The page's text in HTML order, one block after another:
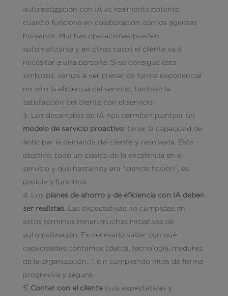
automatización con IA es realmente potente
cuando funciona en colaboración con los agentes
humanos. Muchas operaciones pueden
automatizarse y en otros casos el cliente va a
necesitar a una persona. Si se consigue esta
simbiosis, vamos a ver crecer de forma exponencial
no sólo la eficiencia del servicio, también la
satisfacción del cliente con el servicio.
Los desarrollos de IA nos permiten plantear un
modelo de servicio proactivo: tener la capacidad de
anticipar la demanda del cliente y resolverla. Este
objetivo, todo un clásico de la excelencia en el
servicio y que hasta hoy era “ciencia ficción”, es
posible y funciona.
Los planes de ahorro y de eficiencia con IA deben
ser realistas. Las expectativas no cumplidas en
estos términos minan muchas iniciativas de
automatización. Es necesario saber con qué
capacidades contamos (datos, tecnología, madurez
de la organización…) e ir cumpliendo hitos de forma
progresiva y segura.
Contar con el cliente(sus expectativas y